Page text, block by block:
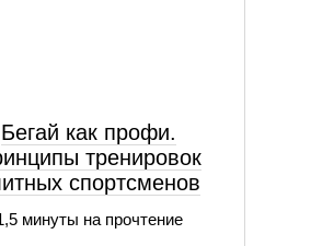
Бегай как профи.
тренировок
спортсменов
минуты на прочтение